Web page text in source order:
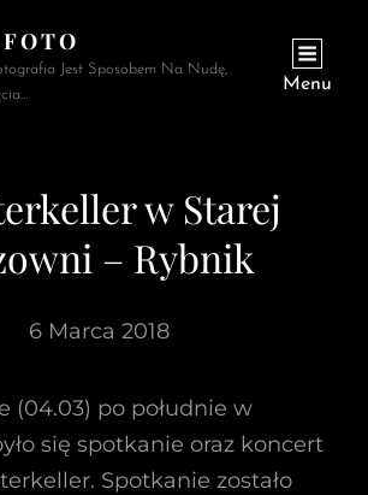
Jest Sposobem Na Nudę,
Menu
w Starej
– Rybnik
6 Marca 2018
(04.03) po południe w
się spotkanie oraz koncert
Spotkanie zostało